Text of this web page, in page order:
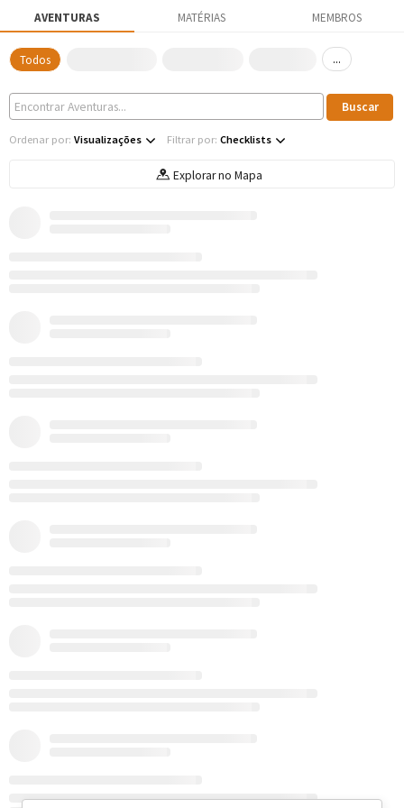
AVENTURAS MATÉRIAS MEMBROS
Todos ...
Ordenar por: Visualizações Filtrar por: Checklists
Explorar no Mapa